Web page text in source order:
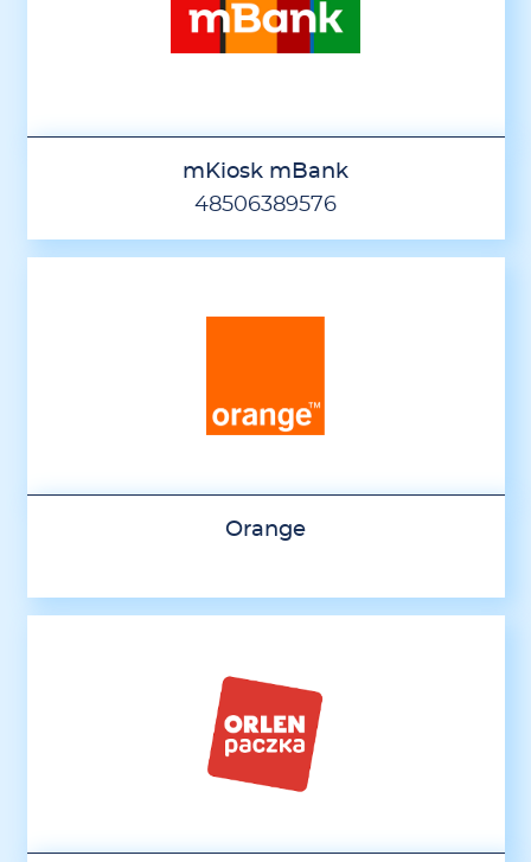
mKiosk mBank
48506389576
Orange